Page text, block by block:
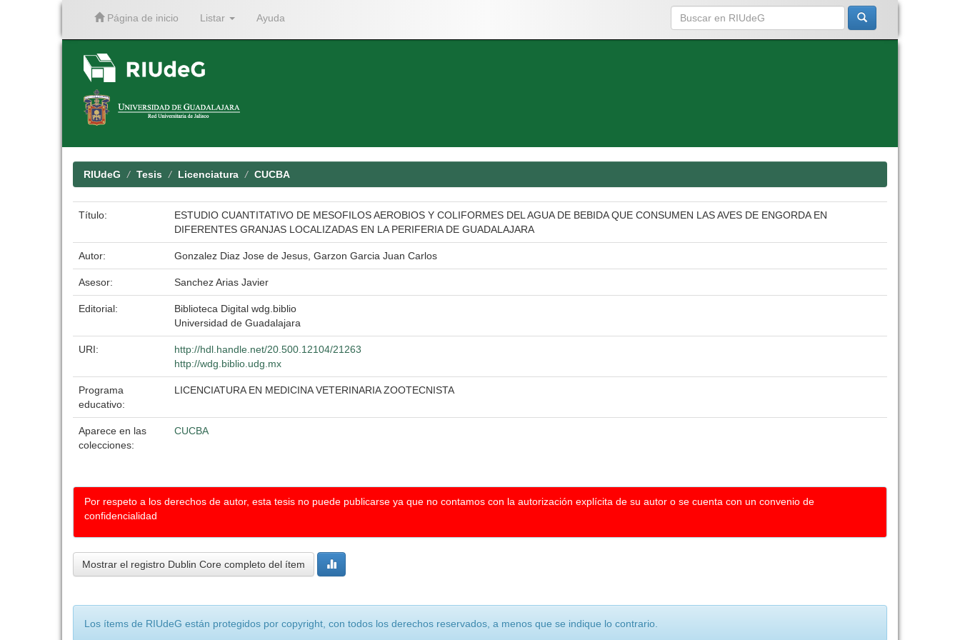
Página de inicio Listar Ayuda
RIUdeG Tesis Licenciatura CUCBA
Título:
ESTUDIO CUANTITATIVO DE MESOFILOS AEROBIOS Y COLIFORMES DEL AGUA DE BEBIDA QUE CONSUMEN LAS AVES DE ENGORDA EN
DIFERENTES GRANJAS LOCALIZADAS EN LA PERIFERIA DE GUADALAJARA
Autor: Gonzalez Diaz Jose de Jesus, Garzon Garcia Juan Carlos
Asesor: Sanchez Arias Javier
Editorial:
Biblioteca Digital wdg.biblio
Universidad de Guadalajara
URI:
http://hdl.handle.net/20.500.12104/21263
http://wdg.biblio.udg.mx
Programa
educativo:
LICENCIATURA EN MEDICINA VETERINARIA ZOOTECNISTA
Aparece en las
colecciones:
CUCBA
Por respeto a los derechos de autor, esta tesis no puede publicarse ya que no contamos con la autorización explícita de su autor o se cuenta con un convenio de
confidencialidad
Mostrar el registro Dublin Core completo del ítem
Los ítems de RIUdeG están protegidos por copyright, con todos los derechos reservados, a menos que se indique lo contrario.